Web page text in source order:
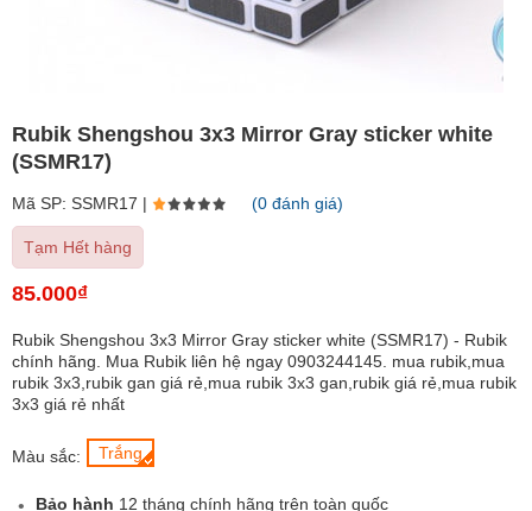
Rubik Shengshou 3x3 Mirror Gray sticker white
(SSMR17)
Mã SP: SSMR17 | (0 đánh giá)
Tạm Hết hàng
85.000₫
Rubik Shengshou 3x3 Mirror Gray sticker white (SSMR17) - Rubik
chính hãng. Mua Rubik liên hệ ngay 0903244145. mua rubik,mua
rubik 3x3,rubik gan giá rẻ,mua rubik 3x3 gan,rubik giá rẻ,mua rubik
3x3 giá rẻ nhất
Màu sắc: Trắng
Bảo hành 12 tháng chính hãng trên toàn quốc